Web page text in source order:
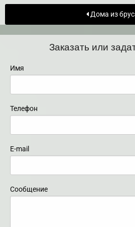
Дома из
Заказать или
Имя
Телефон
E-mail
Сообщение